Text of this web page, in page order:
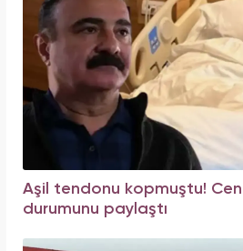
Aşil tendonu kopmuştu!
durumunu paylaştı